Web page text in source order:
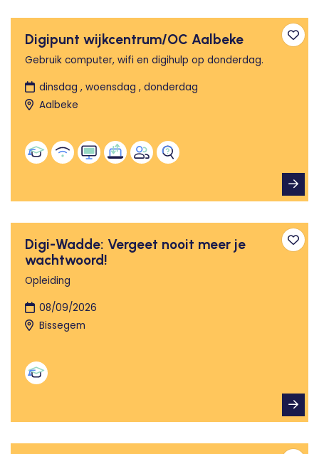
Digipunt wijkcentrum/OC Aalbeke
Gebruik computer, wifi en digihulp op donderdag.
dinsdag , woensdag , donderdag
Aalbeke
Digi-Wadde: Vergeet nooit meer je
wachtwoord!
Opleiding
08/09/2026
Bissegem